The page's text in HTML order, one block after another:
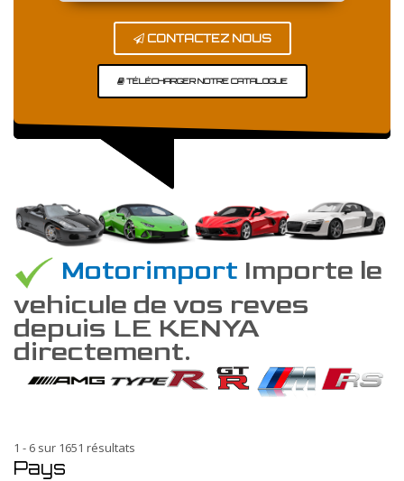
CONTACTEZ NOUS
TÉLÉCHARGER NOTRE CATALOGUE
Motorimport Importe le
vehicule de vos reves
depuis LE KENYA
directement.
1 - 6 sur 1651 résultats
Pays